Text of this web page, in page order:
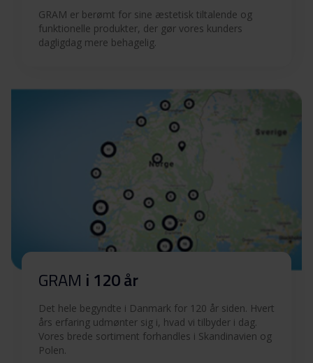
GRAM er berømt for sine æstetisk tiltalende og
funktionelle produkter, der gør vores kunders
dagligdag mere behagelig.
GRAM i 120 år
Det hele begyndte i Danmark for 120 år siden. Hvert
års erfaring udmønter sig i, hvad vi tilbyder i dag.
Vores brede sortiment forhandles i Skandinavien og
Polen.